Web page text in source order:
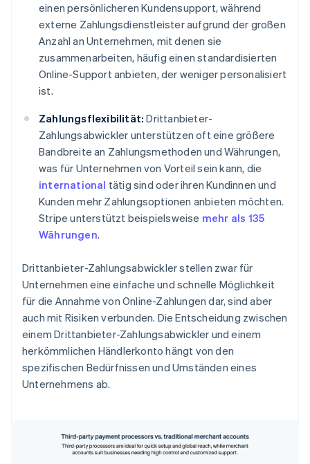
einen persönlicheren Kundensupport, während
externe Zahlungsdienstleister aufgrund der großen
Anzahl an Unternehmen, mit denen sie
zusammenarbeiten, häufig einen standardisierten
Online-Support anbieten, der weniger personalisiert
ist.
Zahlungsflexibilität: Drittanbieter-
Zahlungsabwickler unterstützen oft eine größere
Bandbreite an Zahlungsmethoden und Währungen,
was für Unternehmen von Vorteil sein kann, die
international tätig sind oder ihren Kundinnen und
Kunden mehr Zahlungsoptionen anbieten möchten.
Stripe unterstützt beispielsweise mehr als 135
Währungen.
Drittanbieter-Zahlungsabwickler stellen zwar für
Unternehmen eine einfache und schnelle Möglichkeit
für die Annahme von Online-Zahlungen dar, sind aber
auch mit Risiken verbunden. Die Entscheidung zwischen
einem Drittanbieter-Zahlungsabwickler und einem
herkömmlichen Händlerkonto hängt von den
spezifischen Bedürfnissen und Umständen eines
Unternehmens ab.